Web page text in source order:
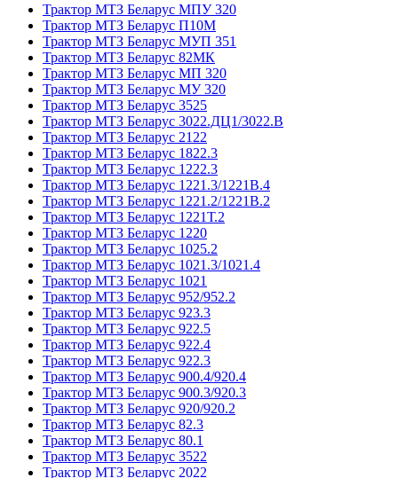
Трактор МТЗ Беларус МПУ 320
Трактор МТЗ Беларус П10М
Трактор МТЗ Беларус МУП 351
Трактор МТЗ Беларус 82МК
Трактор МТЗ Беларус МП 320
Трактор МТЗ Беларус МУ 320
Трактор МТЗ Беларус 3525
Трактор МТЗ Беларус 3022.ДЦ1/3022.В
Трактор МТЗ Беларус 2122
Трактор МТЗ Беларус 1822.3
Трактор МТЗ Беларус 1222.3
Трактор МТЗ Беларус 1221.3/1221В.4
Трактор МТЗ Беларус 1221.2/1221В.2
Трактор МТЗ Беларус 1221Т.2
Трактор МТЗ Беларус 1220
Трактор МТЗ Беларус 1025.2
Трактор МТЗ Беларус 1021.3/1021.4
Трактор МТЗ Беларус 1021
Трактор МТЗ Беларус 952/952.2
Трактор МТЗ Беларус 923.3
Трактор МТЗ Беларус 922.5
Трактор МТЗ Беларус 922.4
Трактор МТЗ Беларус 922.3
Трактор МТЗ Беларус 900.4/920.4
Трактор МТЗ Беларус 900.3/920.3
Трактор МТЗ Беларус 920/920.2
Трактор МТЗ Беларус 82.3
Трактор МТЗ Беларус 80.1
Трактор МТЗ Беларус 3522
Трактор МТЗ Беларус 2022